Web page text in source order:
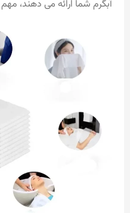
آبگرم شما ارائه می دهند،